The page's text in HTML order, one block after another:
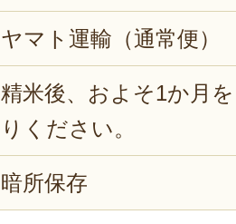
ヤマト運輸（通常便）
精米後、およそ1か月
りください。
暗所保存